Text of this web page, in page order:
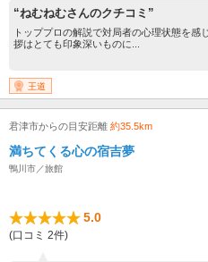
“ねむねむさんのクチコミ”
トッププロの解説で対局者の心理状態を
拶はとても印象深いものに...
王道
君津市からの目安距離 約35.5km
満ちてくる心の宿吉夢
鴨川市／旅館
5.0
(口コミ 2件)